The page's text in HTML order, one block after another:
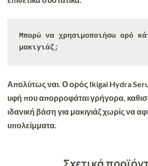
Μπορώ να χρησιμοποιήσω ορό
μακιγιάζ;
Απολύτως ναι. Ο ορός Ikigai Hydra
υφή που απορροφάται γρήγορα,
ιδανική βάση για μακιγιάζ χωρίς να
υπολείμματα.